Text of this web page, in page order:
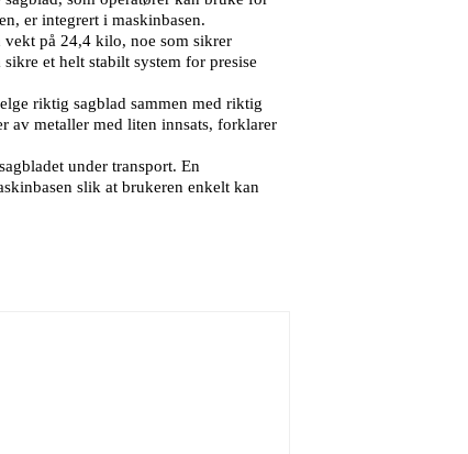
er integrert i maskinbasen.
på 24,4 kilo, noe som sikrer
et helt stabilt system for presise
riktig sagblad sammen med riktig
av metaller med liten innsats, forklarer
under transport. En
slik at brukeren enkelt kan